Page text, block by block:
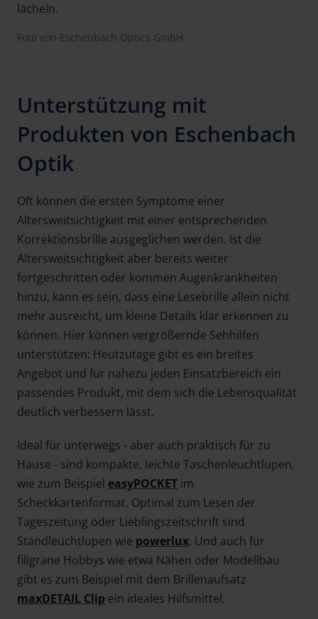
Foto von Eschenbach Optics GmbH
Unterstützung mit
Produkten von Eschenbach
Optik
Oft können die ersten Symptome einer
Altersweitsichtigkeit mit einer entsprechenden
Korrektionsbrille ausgeglichen werden. Ist die
Altersweitsichtigkeit aber bereits weiter
fortgeschritten oder kommen Augenkrankheiten
hinzu, kann es sein, dass eine Lesebrille allein nicht
mehr ausreicht, um kleine Details klar erkennen zu
können. Hier können vergrößernde Sehhilfen
unterstützen: Heutzutage gibt es ein breites
Angebot und für nahezu jeden Einsatzbereich ein
passendes Produkt, mit dem sich die Lebensqualität
deutlich verbessern lässt.
Ideal für unterwegs - aber auch praktisch für zu
Hause - sind kompakte, leichte Taschenleuchtlupen,
wie zum Beispiel easyPOCKET im
Scheckkartenformat. Optimal zum Lesen der
Tageszeitung oder Lieblingszeitschrift sind
Standleuchtlupen wie powerlux. Und auch für
filigrane Hobbys wie etwa Nähen oder Modellbau
gibt es zum Beispiel mit dem Brillenaufsatz
maxDETAIL Clip ein ideales Hilfsmittel.